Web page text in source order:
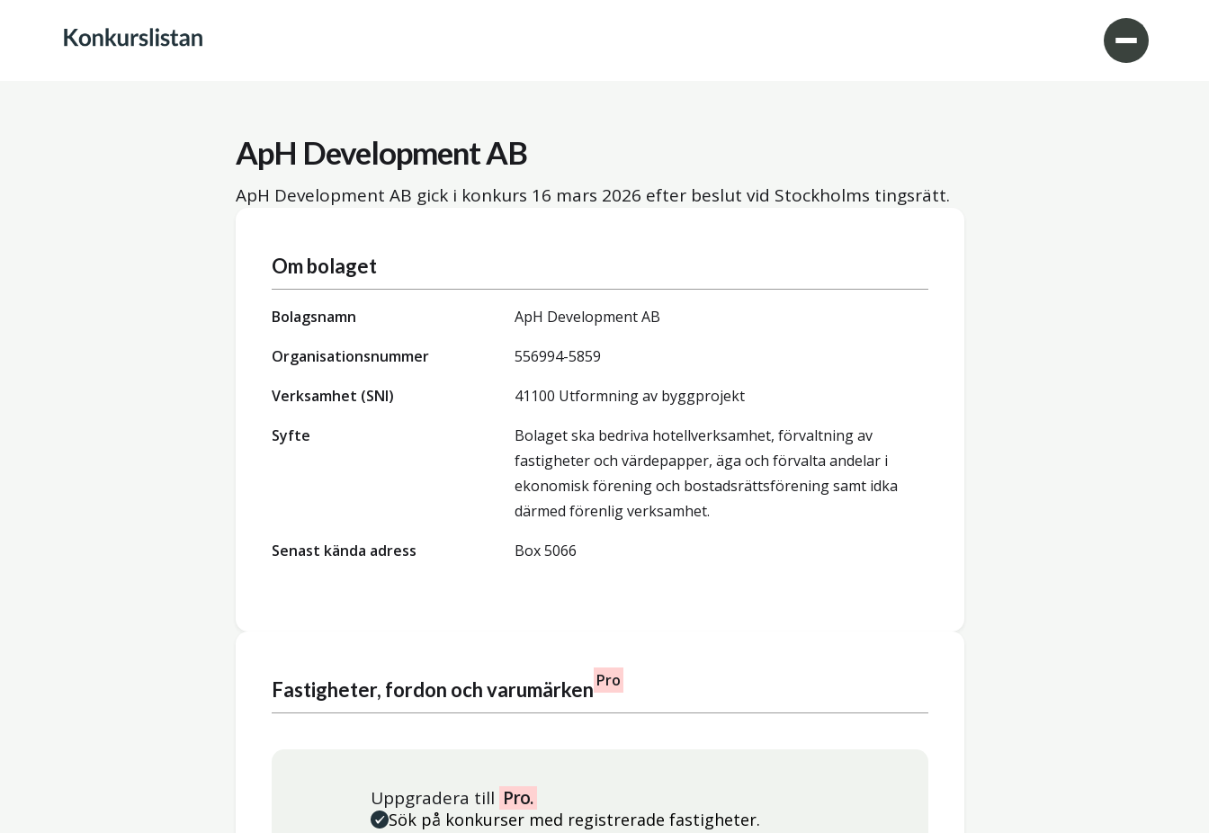
ApH Development AB
ApH Development AB gick i konkurs 16 mars 2026 efter beslut vid Stockholms tingsrätt.
Om bolaget
Bolagsnamn
ApH Development AB
Organisationsnummer
556994-5859
Verksamhet (SNI)
41100 Utformning av byggprojekt
Syfte
Bolaget ska bedriva hotellverksamhet, förvaltning av
fastigheter och värdepapper, äga och förvalta andelar i
ekonomisk förening och bostadsrättsförening samt idka
därmed förenlig verksamhet.
Senast kända adress
Box 5066
Fastigheter, fordon och varumärken Pro
Uppgradera till Pro.
Sök på konkurser med registrerade fastigheter.